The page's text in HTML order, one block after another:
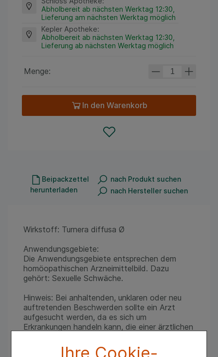
Ihre Cookie-
Abholbereit ab nächsten Werktag 12:30,
Lieferung am nächsten Werktag möglich
Kepler Apotheke:
Abholbereit ab nächsten Werktag 12:30,
Lieferung ab nächsten Werktag möglich
Menge:
In den Warenkorb
Beipackzettel
herunterladen
nach Produkt suchen
nach Hersteller suchen
Wirkstoff: Turnera diffusa Ø
Anwendungsgebiete:
Die Anwendungsgebiete entsprechen dem
homöopathischen Arzneimittelbild. Dazu
gehört: Sexuelle Schwäche.
Hinweis: Bei anhaltenden, unklaren oder neu
auftretenden Beschwerden sollte ein Arzt
aufgesucht werden, da es sich um
Erkrankungen handeln kann, die einer ärztlichen